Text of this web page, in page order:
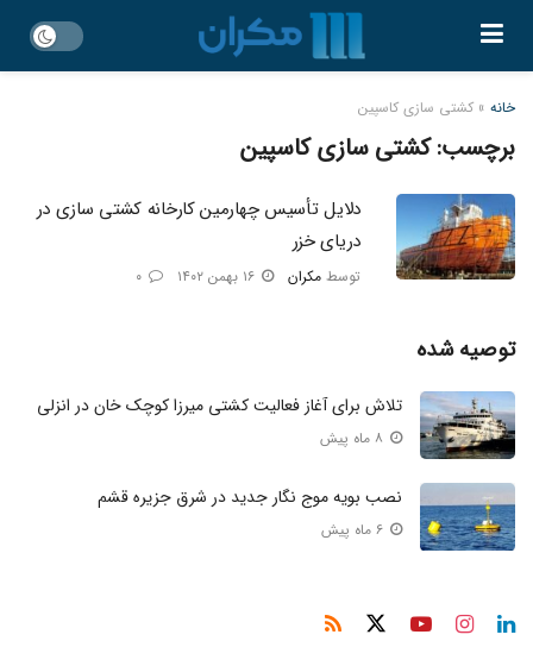
خانه » کشتی سازی کاسپین
برچسب:کشتی سازی کاسپین
دلایل تأسیس چهارمین کارخانه کشتی سازی در
دریای خزر
توسط مکران
توصیه شده
تلاش برای آغاز فعالیت کشتی میرزا کوچک خان در انزلی
نصب بویه موج‌ نگار جدید در شرق جزیره قشم